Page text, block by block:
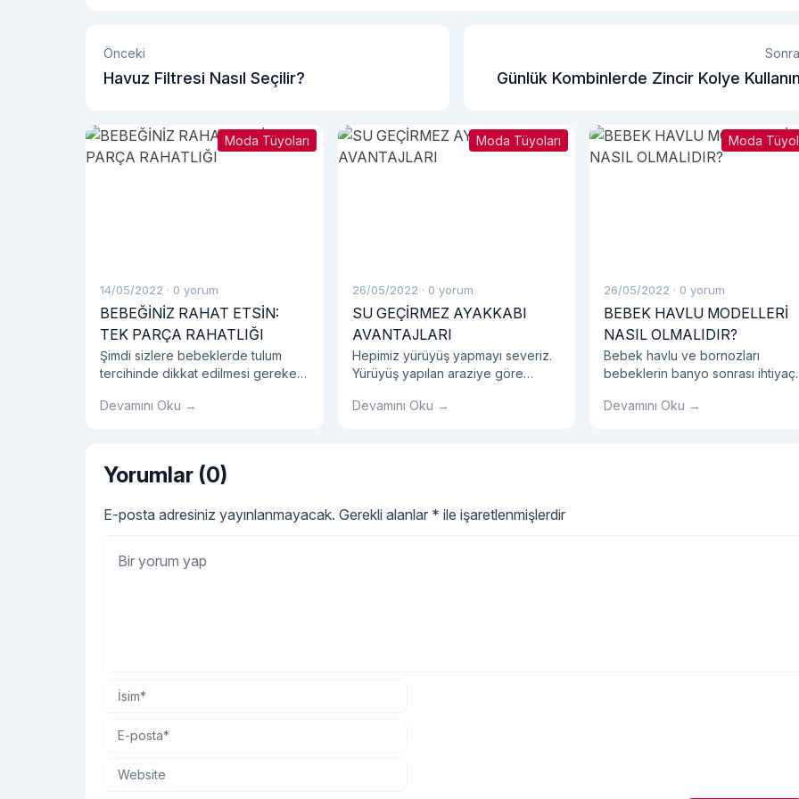
Önceki
Havuz Filtresi Nasıl Seçilir? Günlük Kombinlerde Zincir Kolye
Moda Tüyoları
14/05/2022 · 0 yorum
BEBEĞİNİZ RAHAT ETSİN:
TEK PARÇA RAHATLIĞI
Şimdi sizlere bebeklerde tulum
tercihinde dikkat edilmesi gereken
seçiminin avantajlarını, tulum
Devamını Oku →
Moda Tüyoları
26/05/2022 · 0 yorum
SU GEÇİRMEZ AYAKKABI
AVANTAJLARI
Hepimiz yürüyüş yapmayı severiz.
Yürüyüş yapılan araziye göre
etmelisiniz.
Devamını Oku →
Moda
26/05/2022 · 0 yorum
BEBEK HAVLU MODELLERİ
NASIL OLMALIDIR?
Bebek havlu ve bornozları
bebeklerin banyo sonrası ihtiyaç
Devamını Oku →
Yorumlar (0)
E-posta adresiniz yayınlanmayacak. Gerekli alanlar * ile işaretlenmişlerdir